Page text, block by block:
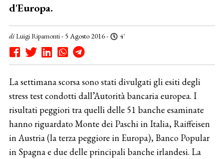
d'Europa.
diLuigi Ripamonti- 5 Agosto 2016 - 4'
La settimana scorsa sono stati divulgati gli esiti degli
stress test condotti dall’Autorità bancaria europea. I
risultati peggiori tra quelli delle 51 banche esaminate
hanno riguardato Monte dei Paschi in Italia, Raiffeisen
in Austria (la terza peggiore in Europa), Banco Popular
in Spagna e due delle principali banche irlandesi. La